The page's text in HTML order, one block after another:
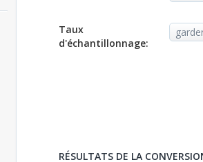
Taux
d'échantillonnage:
RÉSULTATS DE LA